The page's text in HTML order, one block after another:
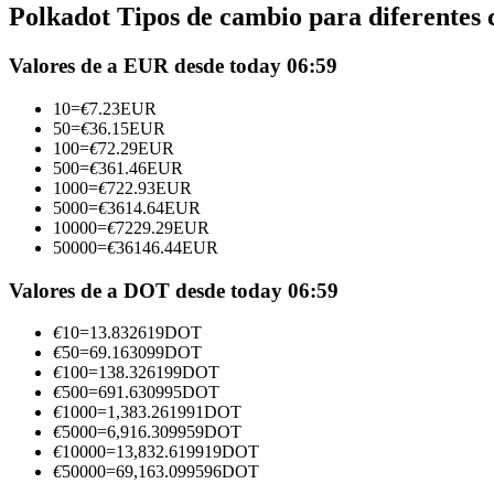
Futuros que utilizan USDC como garantía
Copiar Trading
Únete a los mejores traders
Polkadot Tipos de cambio para diferentes
Valores de a EUR desde today 06:59
10=€7.23EUR
50=€36.15EUR
100=€72.29EUR
500=€361.46EUR
1000=€722.93EUR
5000=€3614.64EUR
10000=€7229.29EUR
50000=€36146.44EUR
Valores de a DOT desde today 06:59
€10=13.832619DOT
€50=69.163099DOT
€100=138.326199DOT
€500=691.630995DOT
€1000=1,383.261991DOT
€5000=6,916.309959DOT
€10000=13,832.619919DOT
€50000=69,163.099596DOT